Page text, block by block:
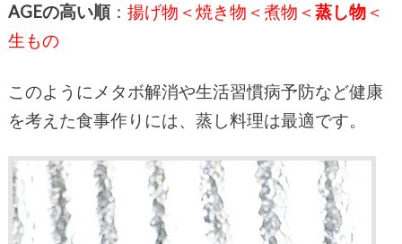
AGEの高い順： 揚げ物＜焼き物＜煮物＜蒸し物＜
生もの
このようにメタボ解消や生活習慣病予防など健康
を考えた食事作りには、蒸し料理は最適です。